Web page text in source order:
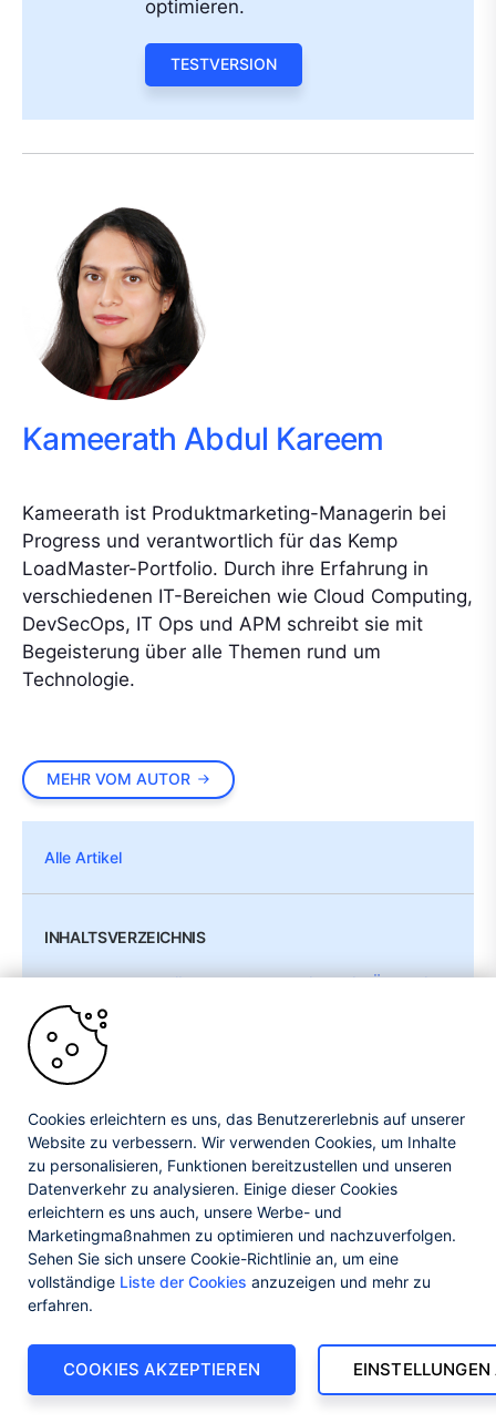
optimieren.
TESTVERSION
Kameerath Abdul Kareem
Kameerath ist Produktmarketing-Managerin bei
Progress und verantwortlich für das Kemp
LoadMaster-Portfolio. Durch ihre Erfahrung in
verschiedenen IT-Bereichen wie Cloud Computing,
DevSecOps, IT Ops und APM schreibt sie mit
Begeisterung über alle Themen rund um
Technologie.
MEHR VOM AUTOR
Alle Artikel
INHALTSVERZEICHNIS
Workloads der nächsten Generation: Ein Überblick
über die aktuellen Trends
Modernisierungsstrategien für die Transparenz
des Lastausgleichs
Tools und Technologien für Sichtbarkeit der
nächsten Generation
Anwendungsfälle für erfolgreiche
Modernisierungen
Zukünftige Trends bei der Transparenz des
Lastausgleichs
Fazit
Testen Sie den LoadMaster selbst aus
Cookies erleichtern es uns, das Benutzererlebnis auf unserer
Website zu verbessern. Wir verwenden Cookies, um Inhalte
zu personalisieren, Funktionen bereitzustellen und unseren
Datenverkehr zu analysieren. Einige dieser Cookies
erleichtern es uns auch, unsere Werbe- und
Marketingmaßnahmen zu optimieren und nachzuverfolgen.
Sehen Sie sich unsere Cookie-Richtlinie an, um eine
vollständige Liste der Cookies anzuzeigen und mehr zu
erfahren.
COOKIES AKZEPTIEREN